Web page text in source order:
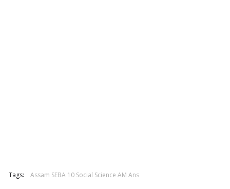
Tags: Assam SEBA 10 Social Science AM Ans